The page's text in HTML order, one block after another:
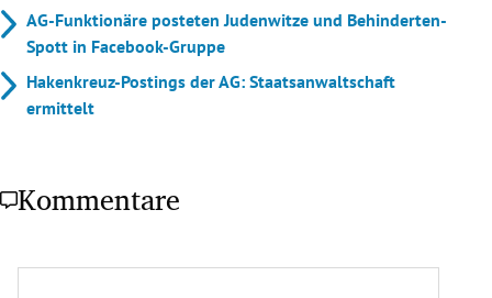
AG-Funktionäre posteten Judenwitze und Behinderten-
Spott in Facebook-Gruppe
Hakenkreuz-Postings der AG: Staatsanwaltschaft
ermittelt
Kommentare